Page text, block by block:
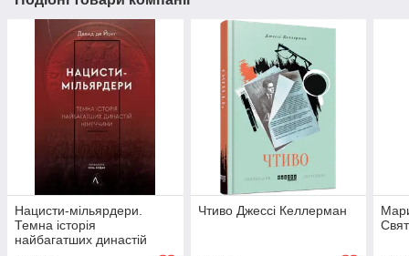
Нацисти-мільярдери.
Темна історія
найбагатших династій
Чтиво Джессі Келлерман